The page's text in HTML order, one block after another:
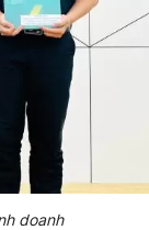
doanh